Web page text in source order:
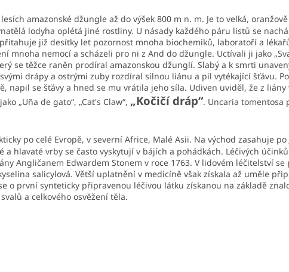
amazonské džungle až do výšek 800 m n. m. Je to velká,
lodyha oplétá jiné rostliny. U násady každého páru listů se
již desítky let pozornost mnoha biochemiků, laboratoří a
mnoha nemocí a scházeli pro ni z And do džungle. Uctívali ji jako
se těžce raněn prodíral amazonskou džunglí. Slabý a k smrti
drápy a ostrými zuby rozdíral silnou liánu a pil vytékající šťávu.
napil se šťávy a hned se mu vrátila jeho síla. Udiven uviděl, že z
„Uña de gato“, „Cat's Claw“, „Kočičí dráp“. Uncaria tomentosa
po celé Evropě, v severní Africe, Malé Asii. Na východ zasahuje
hlavaté vrby se často vyskytují v bájích a pohádkách. Léčivých
Angličanem Edwardem Stonem v roce 1763. V lidovém léčitelství
salicylová. Větší uplatnění v medicíně však získala až uměle
o první synteticky připravenou léčivou látku získanou na základě
a celkového osvěžení těla.